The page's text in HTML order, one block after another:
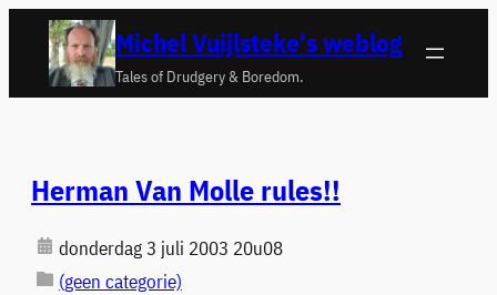
naar
Michel Vuijlsteke's weblog
Tales of Drudgery & Boredom.
Herman Van Molle rules!!
donderdag 3 juli 2003 20u08
(geen categorie)